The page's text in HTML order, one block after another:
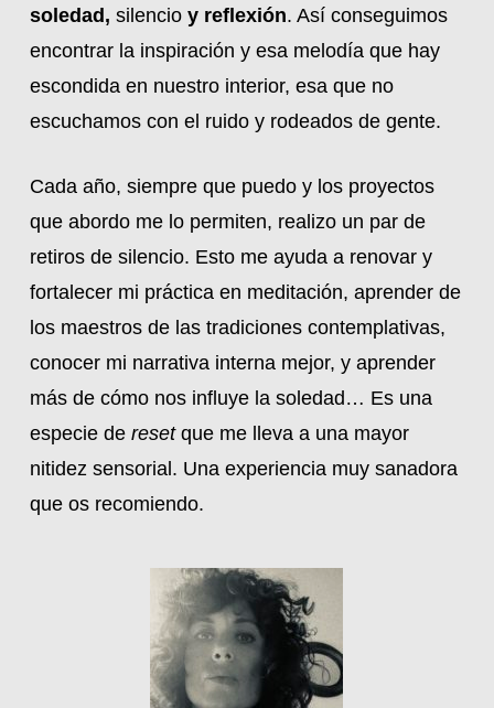
soledad, silencioy reflexión. Así conseguimos
encontrar la inspiración y esa melodía que hay
escondida en nuestro interior, esa que no
escuchamos con el ruido y rodeados de gente.
Cada año, siempre que puedo y los proyectos
que abordo me lo permiten, realizo un par de
retiros de silencio. Esto me ayuda a renovar y
fortalecer mi práctica en meditación, aprender de
los maestros de las tradiciones contemplativas,
conocer mi narrativa interna mejor, y aprender
más de cómo nos influye la soledad… Es una
especie de resetque me lleva a una mayor
nitidez sensorial. Una experiencia muy sanadora
que os recomiendo.